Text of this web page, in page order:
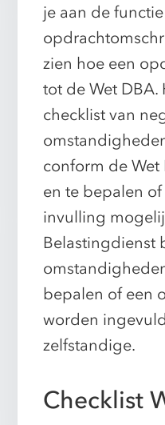
je aan de
zien hoe een
tot de Wet DBA.
checklist van
conform de
en te bepalen
invulling
Belastingdienst
bepalen of een
worden
zelfstandige.
Checklist